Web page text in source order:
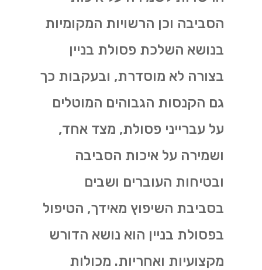
הסביבה וכן הרשויות המקומיות
בנושא השלכת פסולת בניין
בצורה לא מוסדרת, ובעקבות כך
גם הקנסות הגבוהים המוטלים
על עברייני פסולת, מצד אחד,
ושמירה על איכות הסביבה
ובטיחות העוברים ושבים
בסביבת השיפוץ מאידך, הטיפול
בפסולת בניין הוא נושא הדורש
מקצועיות ואחריות. מכולות